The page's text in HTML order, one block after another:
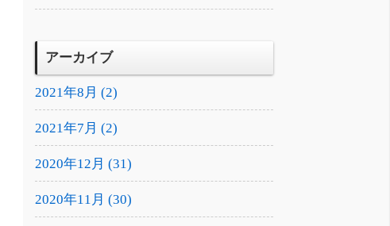
アーカイブ
2021年8月 (2)
2021年7月 (2)
2020年12月 (31)
2020年11月 (30)